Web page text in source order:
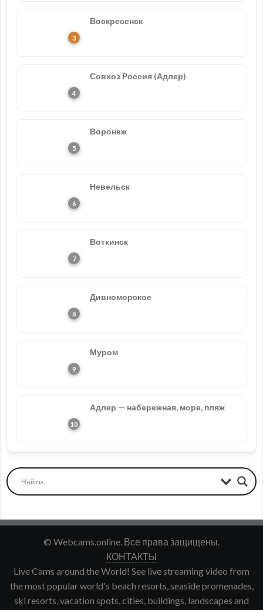
Воскресенск
Совхоз Россия (Адлер)
Воронеж
Невельск
Воткинск
Дивноморское
Муром
Адлер — набережная, море, пляж
© Webcams.online. Все права защищены.
КОНТАКТЫ
Live Cams around the World! See live streaming video from
the most popular world's beach resorts, seaside promenades,
ski resorts, vacation spots, cities, buildings, landscapes and